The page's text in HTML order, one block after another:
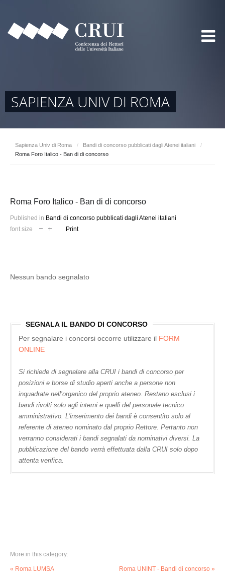
SAPIENZA UNIV DI ROMA
Sapienza Univ di Roma / Bandi di concorso pubblicati dagli Atenei italiani
/
Roma Foro Italico - Ban di di concorso
Roma Foro Italico - Ban di di concorso
Published in Bandi di concorso pubblicati dagli Atenei italiani
font size
Print
Nessun bando segnalato
SEGNALA IL BANDO DI CONCORSO
Per segnalare i concorsi occorre utilizzare il FORM
ONLINE
Si richiede di segnalare alla CRUI i bandi di concorso per
posizioni e borse di studio aperti anche a persone non
inquadrate nell’organico del proprio ateneo. Restano esclusi i
bandi rivolti solo agli interni e quelli del personale tecnico
amministrativo. L'inserimento dei bandi è consentito solo al
referente di ateneo nominato dal proprio Rettore. Pertanto non
verranno considerati i bandi segnalati da nominativi diversi. La
pubblicazione del bando verrà effettuata dalla CRUI solo dopo
attenta verifica.
More in this category:
« Roma LUMSA Roma UNINT - Bandi di concorso »